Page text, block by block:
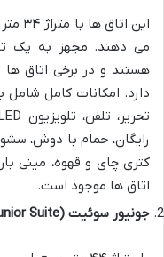
این
می دهند. مجهز به یک
هستند و در برخی اتاق
دارد. امکانات کامل شامل
رایگان، حمام با دوش،
اتاق ها موجود است.
جونیور سوئیت (Junior Suite):